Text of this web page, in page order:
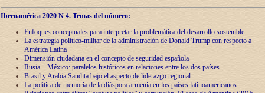
Iberoamérica 2020 N 4. Temas del número:
Enfoques conceptuales para interpretar la problemática del desarrollo sostenible
La estrategia político-militar de la administración de Donald Trump con respecto a
América Latina
Dimensión ciudadana en el concepto de seguridad española
Rusia – México: paralelos históricos en relaciones entre los dos países
Brasil y Arabia Saudita bajo el aspecto de liderazgo regional
La política de memoria de la diáspora armenia en los países latinoamericanos